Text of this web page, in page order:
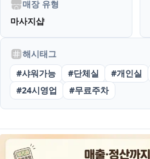
매장 유형
마사지샵
해시태그
#샤워가능 #단체실 #개인실
#24시영업 #무료주차